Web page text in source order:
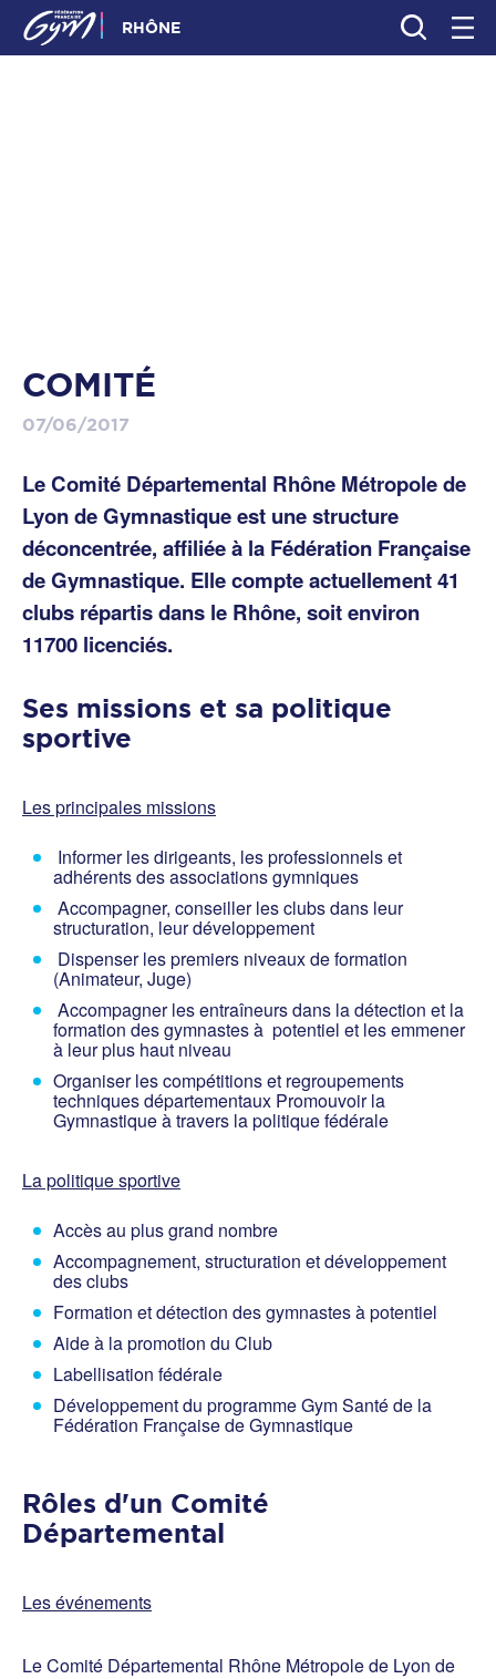
RHÔNE
COMITÉ
07/06/2017
Le Comité Départemental Rhône Métropole de
Lyon de Gymnastique est une structure
déconcentrée, affiliée à la Fédération Française
de Gymnastique. Elle compte actuellement 41
clubs répartis dans le Rhône, soit environ
11700 licenciés.
Ses missions et sa politique
sportive
Les principales missions
Informer les dirigeants, les professionnels et
adhérents des associations gymniques
Accompagner, conseiller les clubs dans leur
structuration, leur développement
Dispenser les premiers niveaux de formation
(Animateur, Juge)
Accompagner les entraîneurs dans la détection et la
formation des gymnastes à potentiel et les emmener
à leur plus haut niveau
Organiser les compétitions et regroupements
techniques départementaux Promouvoir la
Gymnastique à travers la politique fédérale
La politique sportive
Accès au plus grand nombre
Accompagnement, structuration et développement
des clubs
Formation et détection des gymnastes à potentiel
Aide à la promotion du Club
Labellisation fédérale
Développement du programme Gym Santé de la
Fédération Française de Gymnastique
Rôles d'un Comité
Départemental
Les événements
Le Comité Départemental Rhône Métropole de Lyon de